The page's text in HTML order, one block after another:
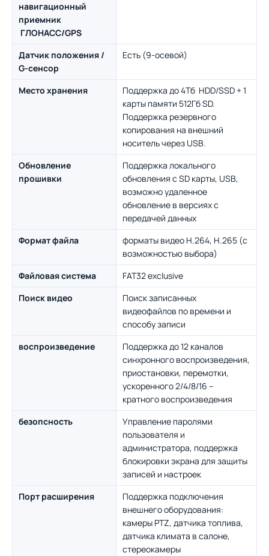
навигационный
приемник
ГЛОНАСС/GPS
Датчик положения /
G-сенсор
Есть (9-осевой)
Место хранения
Поддержка до 4Тб HDD/SSD + 1
карты памяти 512Гб SD.
Поддержка резервного
копирования на внешний
носитель через USB.
Обновление
прошивки
Поддержка локального
обновления с SD карты, USB,
возможно удаленное
обновление в версиях с
передачей данных
Формат файла
форматы видео H.264, H.265 (с
возможностью выбора)
Файловая система
FAT32 exclusive
Поиск видео
Поиск записанных
видеофайлов по времени и
способу записи
воспроизведение
Поддержка до 12 каналов
синхронного воспроизведения,
приостановки, перемотки,
ускоренного 2/4/8/16 –
кратного воспроизведения
безопсность
Управление паролями
пользователя и
администратора, поддержка
блокировки экрана для защиты
записей и настроек
Порт расширения
Поддержка подключения
внешнего оборудования:
камеры PTZ, датчика топлива,
датчика климата в салоне,
стереокамеры